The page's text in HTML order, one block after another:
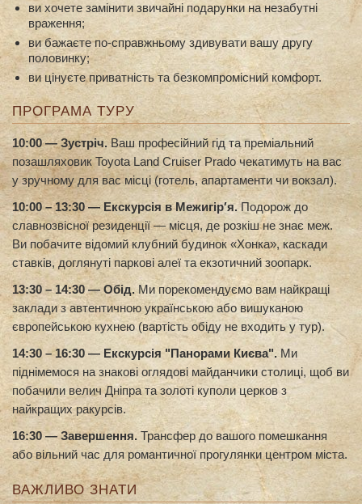
ви хочете замінити звичайні подарунки на незабутні
враження;
ви бажаєте по-справжньому здивувати вашу другу
половинку;
ви цінуєте приватність та безкомпромісний комфорт.
ПРОГРАМА ТУРУ
10:00 — Зустріч.Ваш професійний гід та преміальний
позашляховик Toyota Land Cruiser Prado чекатимуть на вас
у зручному для вас місці (готель, апартаменти чи вокзал).
10:00 – 13:30 — Екскурсія в Межигір′я.Подорож до
славнозвісної резиденції — місця, де розкіш не знає меж.
Ви побачите відомий клубний будинок «Хонка», каскади
ставків, доглянуті паркові алеї та екзотичний зоопарк.
13:30 – 14:30 — Обід.Ми порекомендуємо вам найкращі
заклади з автентичною українською або вишуканою
європейською кухнею(вартість обіду не входить у тур).
14:30 – 16:30 — Екскурсія "Панорами Києва". Ми
піднімемося на знакові оглядові майданчики столиці, щоб ви
побачили велич Дніпра та золоті куполи церков з
найкращих ракурсів.
16:30 — Завершення. Трансфер до вашого помешкання
або вільний час для романтичної прогулянки центром міста.
ВАЖЛИВО ЗНАТИ